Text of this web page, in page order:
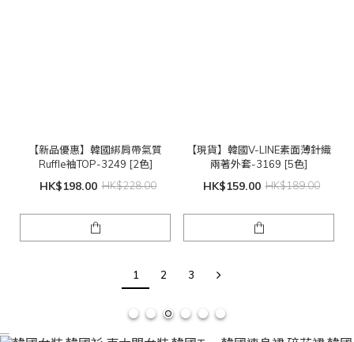
【新品優惠】韓國綁肩帶氣質
Ruffle袖TOP-3249 [2色]
HK$198.00 HK$228.00
【現貨】韓國V-LINE素面薄針織
兩著外套-3169 [5色]
HK$159.00 HK$189.00
1 2 3